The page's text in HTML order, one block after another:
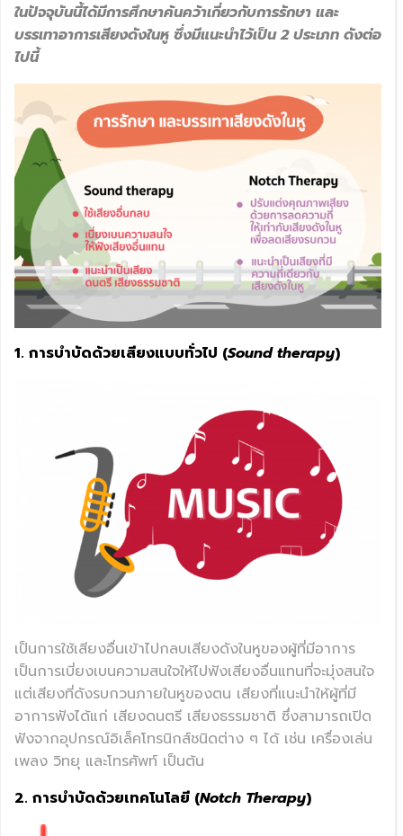
ในปัจจุบันนี้ได้มีการศึกษาค้นคว้าเกี่ยวกับการรักษา และ
บรรเทาอาการเสียงดังในหู ซึ่งมีแนะนำไว้เป็น 2 ประเภท ดังต่อ
ไปนี้
1. การบำบัดด้วยเสียงแบบทั่วไป (Sound therapy)
เป็นการใช้เสียงอื่นเข้าไปกลบเสียงดังในหูของผู้ที่มีอาการ
เป็นการเบี่ยงเบนความสนใจให้ไปฟังเสียงอื่นแทนที่จะมุ่งสนใจ
แต่เสียงที่ดังรบกวนภายในหูของตน เสียงที่แนะนำให้ผู้ที่มี
อาการฟังได้แก่ เสียงดนตรี เสียงธรรมชาติ ซึ่งสามารถเปิด
ฟังจากอุปกรณ์อิเล็คโทรนิกส์ชนิดต่าง ๆ ได้ เช่น เครื่องเล่น
เพลง วิทยุ และโทรศัพท์ เป็นต้น
2. การบำบัดด้วยเทคโนโลยี (Notch Therapy)